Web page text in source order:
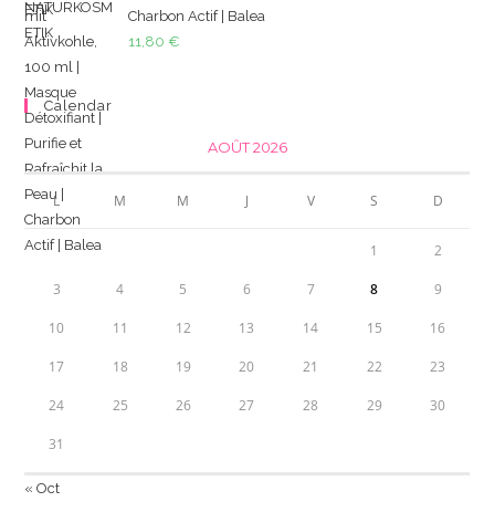
Charbon Actif | Balea
11,80 €
Calendar
AOÛT 2026
L M M J V S D
1 2
3 4 5 6 7 8 9
10 11 12 13 14 15 16
17 18 19 20 21 22 23
24 25 26 27 28 29 30
31
« Oct